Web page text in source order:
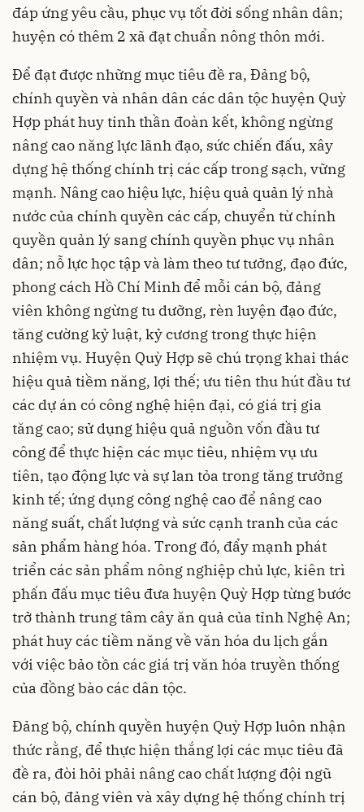
đáp ứng yêu cầu, phục vụ tốt đời sống nhân dân;
huyện có thêm 2 xã đạt chuẩn nông thôn mới.
Để đạt được những mục tiêu đề ra, Đảng bộ,
chính quyền và nhân dân các dân tộc huyện Quỳ
Hợp phát huy tinh thần đoàn kết, không ngừng
nâng cao năng lực lãnh đạo, sức chiến đấu, xây
dựng hệ thống chính trị các cấp trong sạch, vững
mạnh. Nâng cao hiệu lực, hiệu quả quản lý nhà
nước của chính quyền các cấp, chuyển từ chính
quyền quản lý sang chính quyền phục vụ nhân
dân; nỗ lực học tập và làm theo tư tưởng, đạo đức,
phong cách Hồ Chí Minh để mỗi cán bộ, đảng
viên không ngừng tu dưỡng, rèn luyện đạo đức,
tăng cường kỷ luật, kỷ cương trong thực hiện
nhiệm vụ. Huyện Quỳ Hợp sẽ chú trọng khai thác
hiệu quả tiềm năng, lợi thế; ưu tiên thu hút đầu tư
các dự án có công nghệ hiện đại, có giá trị gia
tăng cao; sử dụng hiệu quả nguồn vốn đầu tư
công để thực hiện các mục tiêu, nhiệm vụ ưu
tiên, tạo động lực và sự lan tỏa trong tăng trưởng
kinh tế; ứng dụng công nghệ cao để nâng cao
năng suất, chất lượng và sức cạnh tranh của các
sản phẩm hàng hóa. Trong đó, đẩy mạnh phát
triển các sản phẩm nông nghiệp chủ lực, kiên trì
phấn đấu mục tiêu đưa huyện Quỳ Hợp từng bước
trở thành trung tâm cây ăn quả của tỉnh Nghệ An;
phát huy các tiềm năng về văn hóa du lịch gắn
với việc bảo tồn các giá trị văn hóa truyền thống
của đồng bào các dân tộc.
Đảng bộ, chính quyền huyện Quỳ Hợp luôn nhận
thức rằng, để thực hiện thắng lợi các mục tiêu đã
đề ra, đòi hỏi phải nâng cao chất lượng đội ngũ
cán bộ, đảng viên và xây dựng hệ thống chính trị